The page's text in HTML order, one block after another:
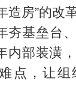
造房”的改
夯基垒台
内部装潢
点，让组